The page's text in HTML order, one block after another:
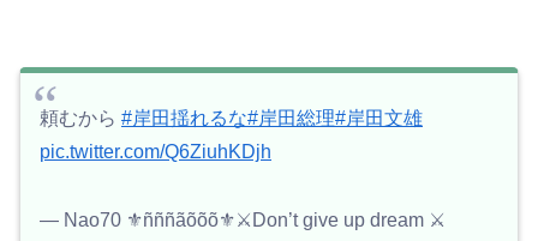
頼むから #岸田揺れるな#岸田総理#岸田文雄
pic.twitter.com/Q6ZiuhKDjh
— Nao70 ⚜️ñññãõõõ⚜️⚔️Don’t give up dream ⚔️